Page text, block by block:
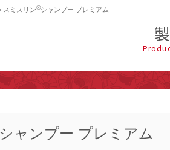
スミスリン®シャンプー プレミアム
シャンプー プレミアム